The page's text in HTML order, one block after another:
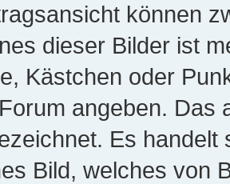
können
dieser Bilder ist
Kästchen oder
angeben. Das
Es
Bild, welches von